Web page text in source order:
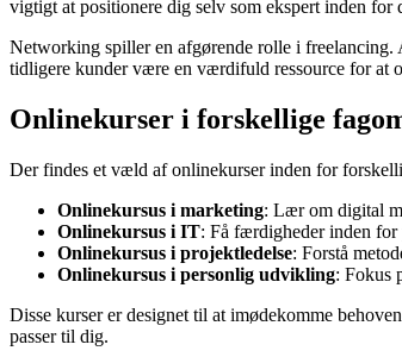
vigtigt at positionere dig selv som ekspert inden
Networking spiller en afgørende rolle i freelancing.
tidligere kunder være en værdifuld ressource for at
Onlinekurser i forskellige
Der findes et væld af onlinekurser inden for
Onlinekursus i marketing: Lær om digital
Onlinekursus i IT: Få færdigheder inden for
Onlinekursus i projektledelse: Forstå
Onlinekursus i personlig udvikling: Fokus
Disse kurser er designet til at imødekomme
passer til dig.